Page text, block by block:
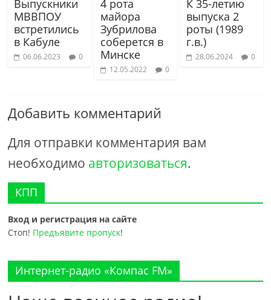
Выпускники
МВВПОУ
встретились
в Кабуле
06.06.2023 0
4 рота
майора
Зубрилова
соберется в
Минске
12.05.2022 0
К 35-летию
выпуска 2
роты (1989
г.в.)
28.06.2024 0
Добавить комментарий
Для отправки комментария вам
необходимо авторизоваться.
КПП
Вход и регистрация на сайте
Стоп! Предъявите пропуск!
Интернет-радио «Компас FM»